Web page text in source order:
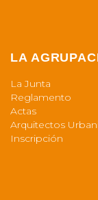
LA
La Junta
Reglamento
Actas
Arquitectos
Inscripción